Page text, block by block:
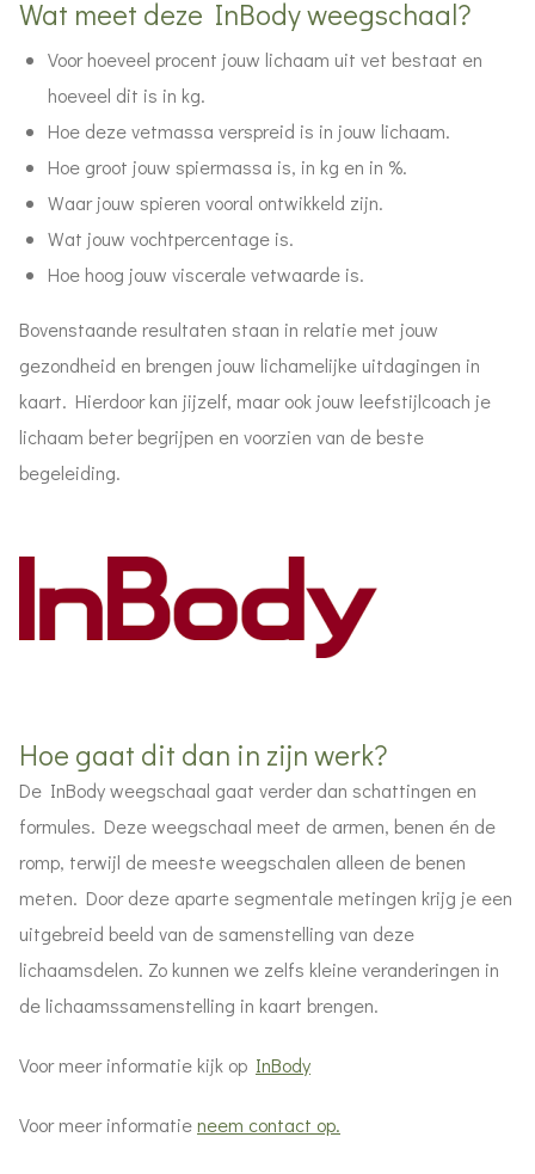
Wat meet deze InBody weegschaal?
Voor hoeveel procent jouw lichaam uit vet bestaat en
hoeveel dit is in kg.
Hoe deze vetmassa verspreid is in jouw lichaam.
Hoe groot jouw spiermassa is, in kg en in %.
Waar jouw spieren vooral ontwikkeld zijn.
Wat jouw vochtpercentage is.
Hoe hoog jouw viscerale vetwaarde is.
Bovenstaande resultaten staan in relatie met jouw
gezondheid en brengen jouw lichamelijke uitdagingen in
kaart. Hierdoor kan jijzelf, maar ook jouw leefstijlcoach je
lichaam beter begrijpen en voorzien van de beste
begeleiding.
Hoe gaat dit dan in zijn werk?
De InBody weegschaal gaat verder dan schattingen en
formules. Deze weegschaal meet de armen, benen én de
romp, terwijl de meeste weegschalen alleen de benen
meten. Door deze aparte segmentale metingen krijg je een
uitgebreid beeld van de samenstelling van deze
lichaamsdelen. Zo kunnen we zelfs kleine veranderingen in
de lichaamssamenstelling in kaart brengen.
Voor meer informatie kijk op InBody
Voor meer informatieneem contact op.